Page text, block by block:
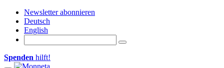
Newsletter abonnieren
Deutsch
English
Spenden hilft!